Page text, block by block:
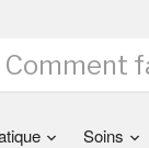
Soins